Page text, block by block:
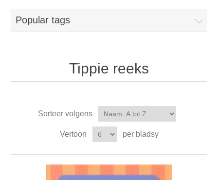
Popular tags
Tippie reeks
Sorteer volgens
Vertoon per bladsy